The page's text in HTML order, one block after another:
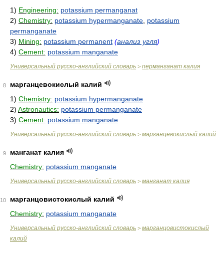
1) Engineering: potassium permanganat
2) Chemistry: potassium hypermanganate potassium
permanganate
3) Mining: potassium permanent (анализ угля)
4) Cement: potassium manganate
Универсальный русско-английский словарь > перманганат калия
8
марганцевокислый калий
1) Chemistry: potassium hypermanganate
2) Astronautics: potassium permanganate
3) Cement: potassium manganate
Универсальный русско-английский словарь > марганцевокислый калий
9
манганат калия
Chemistry: potassium manganate
Универсальный русско-английский словарь > манганат калия
10
марганцовистокислый калий
Chemistry: potassium manganate
Универсальный русско-английский словарь > марганцовистокислый
калий